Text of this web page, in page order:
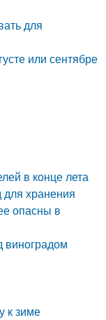
для
или сентябре
в конце лета
для хранения
опасны в
виноградом
к зиме